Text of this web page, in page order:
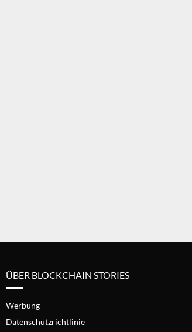
ÜBER BLOCKCHAIN STORIES
Werbung
Datenschutzrichtlinie